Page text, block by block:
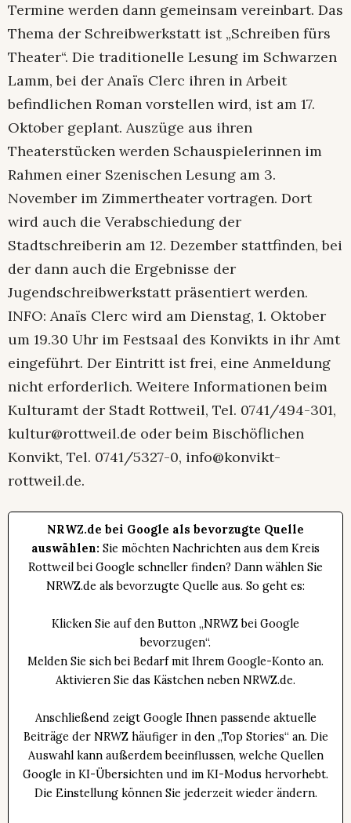
Termine werden dann gemeinsam vereinbart. Das
Thema der Schreibwerkstatt ist „Schreiben fürs
Theater“. Die traditionelle Lesung im Schwarzen
Lamm, bei der Anaïs Clerc ihren in Arbeit
befindlichen Roman vorstellen wird, ist am 17.
Oktober geplant. Auszüge aus ihren
Theaterstücken werden Schauspielerinnen im
Rahmen einer Szenischen Lesung am 3.
November im Zimmertheater vortragen. Dort
wird auch die Verabschiedung der
Stadtschreiberin am 12. Dezember stattfinden, bei
der dann auch die Ergebnisse der
Jugendschreibwerkstatt präsentiert werden.
INFO: Anaïs Clerc wird am Dienstag, 1. Oktober
um 19.30 Uhr im Festsaal des Konvikts in ihr Amt
eingeführt. Der Eintritt ist frei, eine Anmeldung
nicht erforderlich. Weitere Informationen beim
Kulturamt der Stadt Rottweil, Tel. 0741/494-301,
kultur@rottweil.de oder beim Bischöflichen
Konvikt, Tel. 0741/5327-0, info@konvikt-
rottweil.de.
NRWZ.de bei Google als bevorzugte Quelle
auswählen: Sie möchten Nachrichten aus dem Kreis
Rottweil bei Google schneller finden? Dann wählen Sie
NRWZ.de als bevorzugte Quelle aus. So geht es:
Klicken Sie auf den Button „NRWZ bei Google
bevorzugen“.
Melden Sie sich bei Bedarf mit Ihrem Google-Konto an.
Aktivieren Sie das Kästchen neben NRWZ.de.
Anschließend zeigt Google Ihnen passende aktuelle
Beiträge der NRWZ häufiger in den „Top Stories“ an. Die
Auswahl kann außerdem beeinflussen, welche Quellen
Google in KI-Übersichten und im KI-Modus hervorhebt.
Die Einstellung können Sie jederzeit wieder ändern.